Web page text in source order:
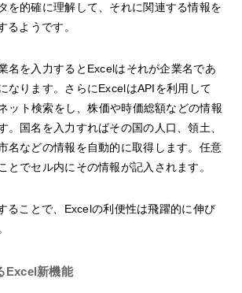
を的確に理解して、それに関連する情報を
るようです。
名を入力するとExcelはそれが企業名であ
なります。さらにExcelはAPIを利用して
ット検索をし、株価や時価総額などの情報
。国名を入力すればその国の人口、領土、
名などの情報を自動的に取得します。任意
とでセル内にその情報が記入されます。
ることで、Excelの利便性は飛躍的に伸び
Excel新機能